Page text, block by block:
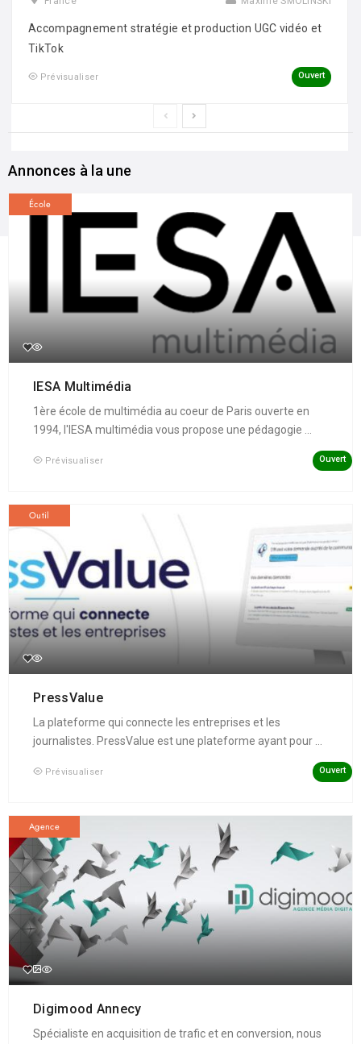
Accompagnement stratégie et production UGC vidéo et
TikTok
Prévisualiser Ouvert
Annonces à la une
École
IESA Multimédia
1ère école de multimédia au coeur de Paris ouverte en
1994, l'IESA multimédia vous propose une pédagogie ...
Prévisualiser Ouvert
Outil
PressValue
La plateforme qui connecte les entreprises et les
journalistes. PressValue est une plateforme ayant pour ...
Prévisualiser Ouvert
Agence
Digimood Annecy
Spécialiste en acquisition de trafic et en conversion, nous